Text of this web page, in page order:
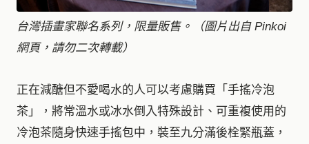
台灣插畫家聯名系列，限量販售。（圖片出自 Pinkoi
網頁，請勿二次轉載）
正在減醣但不愛喝水的人可以考慮購買「手搖冷泡
茶」，將常溫水或冰水倒入特殊設計、可重複使用的
冷泡茶隨身快速手搖包中，裝至九分滿後栓緊瓶蓋，